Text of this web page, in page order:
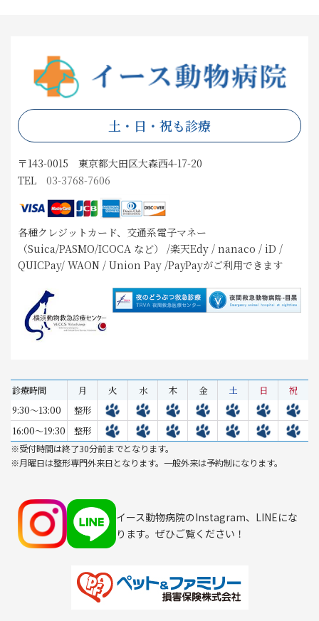
土・日・祝も診療
〒143-0015 東京都大田区大森西4-17-20
TEL 03-3768-7606
各種クレジットカード、交通系電子マネー
（Suica/PASMO/ICOCA など） /楽天Edy / nanaco / iD /
QUICPay/ WAON / Union Pay /PayPayがご利用できます
診療時間 月 火 水 木 金 土 日
祝
9:30～13:00
整形
16:00～19:30
整形
※受付時間は終了30分前までとなります。
※月曜日は整形専門外来日となります。一般外来は予約制になります。
イース動物病院のInstagram、LINEにな
ります。ぜひご覧ください！